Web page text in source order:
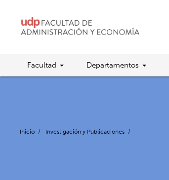
Facultad Departamentos
Inicio / Investigación y Publicaciones /